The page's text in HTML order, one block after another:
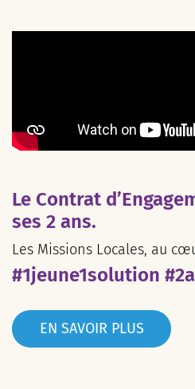
Le Contrat
ses 2 ans.
Les Missions Locales, au
#1jeune1solution
EN SAVOIR PLUS